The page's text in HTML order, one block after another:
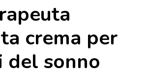
crema per
del sonno